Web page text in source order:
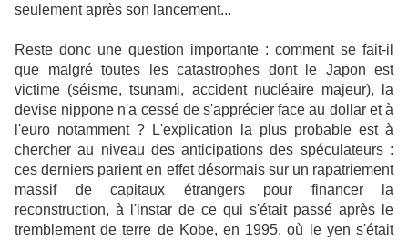
seulement après son lancement...
Reste donc une question importante : comment se fait-il
que malgré toutes les catastrophes dont le Japon est
victime (séisme, tsunami, accident nucléaire majeur), la
devise nippone n'a cessé de s'apprécier face au dollar et à
l'euro notamment ? L'explication la plus probable est à
chercher au niveau des anticipations des spéculateurs :
ces derniers parient en effet désormais sur un rapatriement
massif de capitaux étrangers pour financer la
reconstruction, à l'instar de ce qui s'était passé après le
tremblement de terre de Kobe, en 1995, où le yen s'était